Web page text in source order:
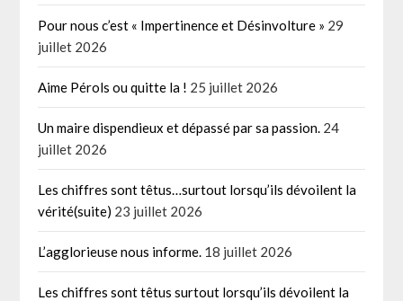
Pour nous c’est « Impertinence et Désinvolture » 29
juillet 2026
Aime Pérols ou quitte la ! 25 juillet 2026
Un maire dispendieux et dépassé par sa passion. 24
juillet 2026
Les chiffres sont têtus…surtout lorsqu’ils dévoilent la
vérité(suite) 23 juillet 2026
L’agglorieuse nous informe. 18 juillet 2026
Les chiffres sont têtus surtout lorsqu’ils dévoilent la